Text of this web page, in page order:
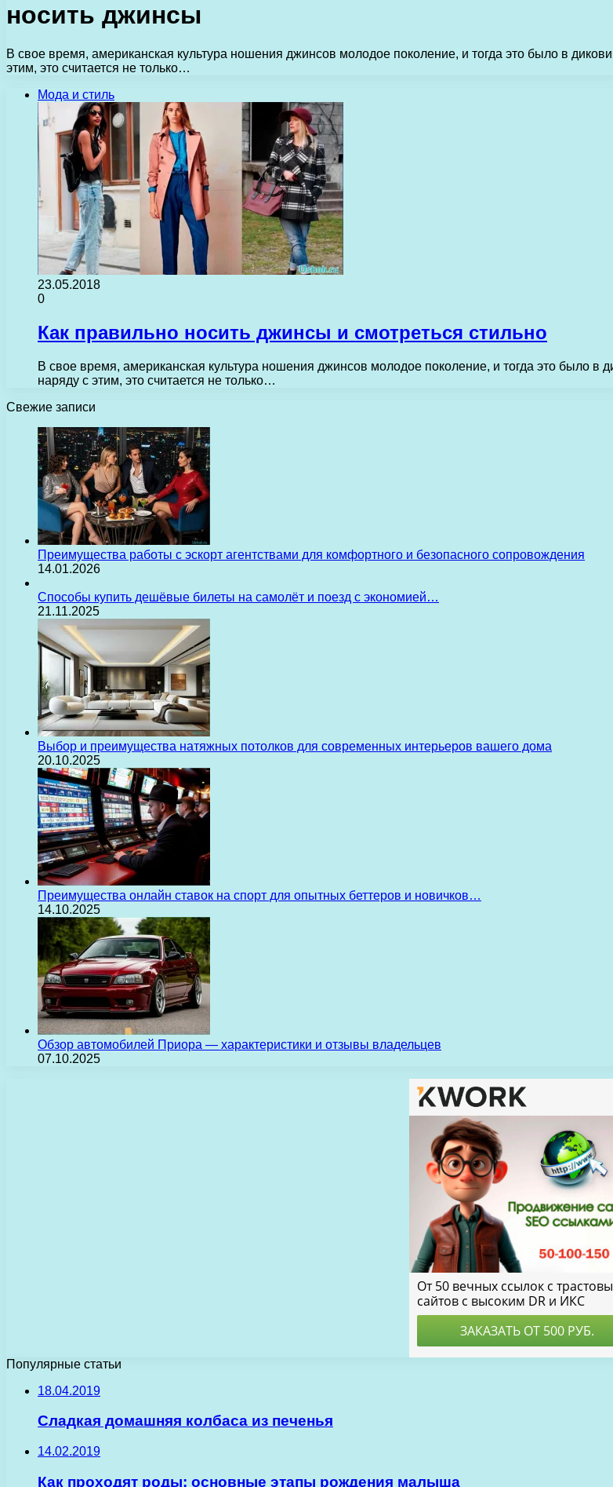
носить джинсы
В свое время, американская культура ношения джинсов молодое поколение, и тогда это было в
этим, это считается не только…
Мода и стиль
23.05.2018
0
Как правильно носить джинсы и смотреться стильно
В свое время, американская культура ношения джинсов молодое поколение, и тогда это было в
наряду с этим, это считается не только…
Свежие записи
Преимущества работы с эскорт агентствами для комфортного и безопасного сопровождения
14.01.2026
Способы купить дешёвые билеты на самолёт и поезд с экономией…
21.11.2025
Выбор и преимущества натяжных потолков для современных интерьеров вашего дома
20.10.2025
Преимущества онлайн ставок на спорт для опытных беттеров и новичков…
14.10.2025
Обзор автомобилей Приора — характеристики и отзывы владельцев
07.10.2025
Популярные статьи
18.04.2019
Сладкая домашняя колбаса из печенья
14.02.2019
Как проходят роды: основные этапы рождения малыша